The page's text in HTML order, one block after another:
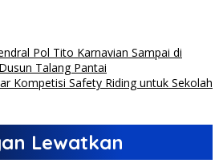
Pol Tito Karnavian Sampai di
Talang Pantai
Kompetisi Safety Riding untuk Sekolah
Lewatkan